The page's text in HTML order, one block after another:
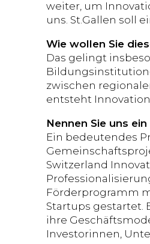
weiter, um
uns. St.Gallen soll
Wie wollen Sie
Das gelingt
zwischen
entsteht
Nennen Sie uns
Ein bedeutendes
Switzerland
Förderprogramm
Startups gestartet.
ihre
Investorinnen,